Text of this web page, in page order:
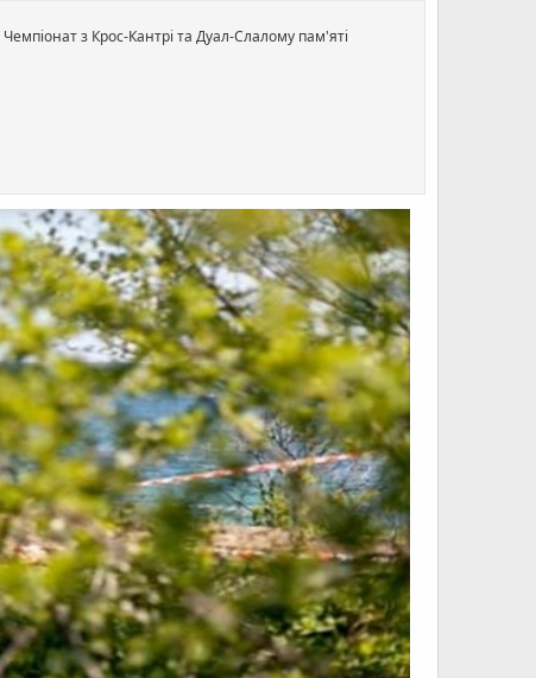
з Крос-Кантрi та Дуал-Слалому пам'ятi
А.П.).
"Honey Badger Team".